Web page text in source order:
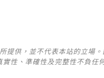
提供，並不代表本站的立場
實性、準確性及完整性不負任